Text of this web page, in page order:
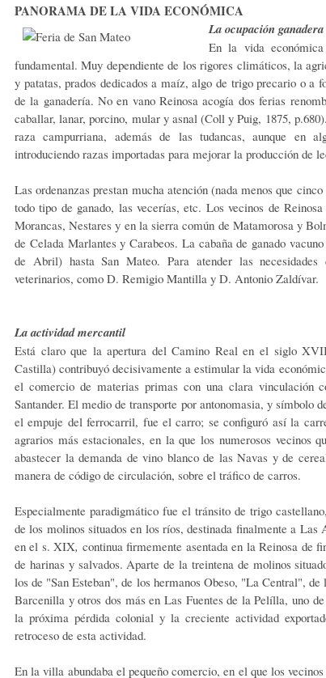
PANORAMA DE LA VIDA ECONÓMICA
La ocupación ganadera
En la vida
fundamental. Muy dependiente de los rigores climáticos, la
y patatas, prados dedicados a maíz, algo de trigo precario o a
de la ganadería. No en vano Reinosa acogía dos ferias
caballar, lanar, porcino, mular y asnal (Coll y Puig, 1875,
raza campurriana, además de las tudancas, aunque en
introduciendo razas importadas para mejorar la producción de
Las ordenanzas prestan mucha atención (nada menos que
todo tipo de ganado, las vecerías, etc. Los vecinos de
Morancas, Nestares y en la sierra común de Matamorosa y
de Celada Marlantes y Carabeos. La cabaña de ganado
de Abril) hasta San Mateo. Para atender las
veterinarios, como D. Remigio Mantilla y D. Antonio Zaldívar.
La actividad mercantil
Está claro que la apertura del Camino Real en el siglo
Castilla) contribuyó decisivamente a estimular la vida
el comercio de materias primas con una clara vinculación
Santander. El medio de transporte por antonomasia, y símbolo
el empuje del ferrocarril, fue el carro; se configuró así la
agrarios más estacionales, en la que los numerosos vecinos
abastecer la demanda de vino blanco de las Navas y de
manera de código de circulación, sobre el tráfico de carros.
Especialmente paradigmático fue el tránsito de trigo
de los molinos situados en los ríos, destinada finalmente a
en el s. XIX, continua firmemente asentada en la Reinosa de
de harinas y salvados. Aparte de la treintena de molinos
los de "San Esteban", de los hermanos Obeso, "La Central",
Barcenilla y otros dos más en Las Fuentes de la Pelílla, uno
la próxima pérdida colonial y la creciente actividad
retroceso de esta actividad.
En la villa abundaba el pequeño comercio, en el que los